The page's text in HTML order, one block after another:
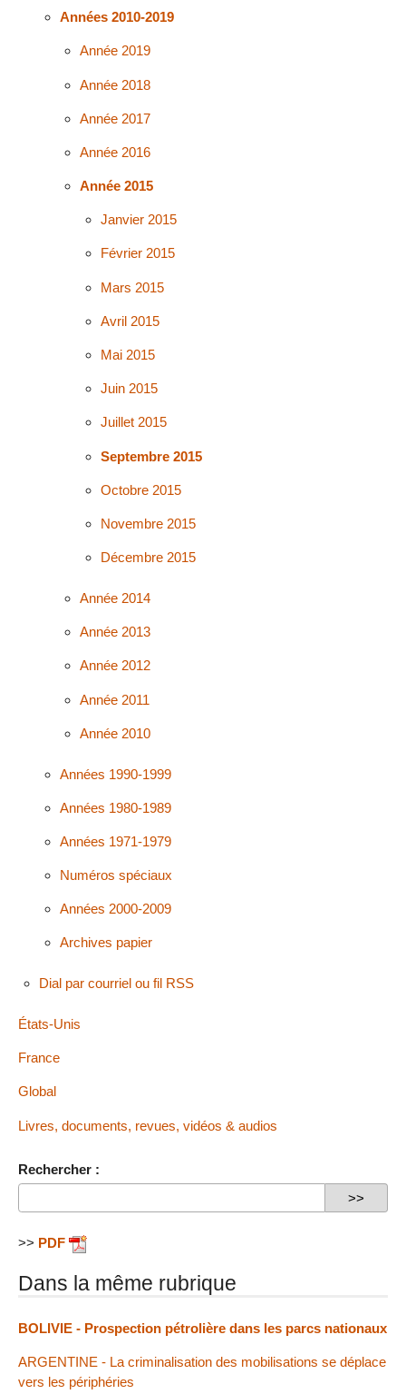
Années 2010-2019
Année 2019
Année 2018
Année 2017
Année 2016
Année 2015
Janvier 2015
Février 2015
Mars 2015
Avril 2015
Mai 2015
Juin 2015
Juillet 2015
Septembre 2015
Octobre 2015
Novembre 2015
Décembre 2015
Année 2014
Année 2013
Année 2012
Année 2011
Année 2010
Années 1990-1999
Années 1980-1989
Années 1971-1979
Numéros spéciaux
Années 2000-2009
Archives papier
Dial par courriel ou fil RSS
États-Unis
France
Global
Livres, documents, revues, vidéos & audios
Rechercher :
>> PDF
Dans la même rubrique
BOLIVIE - Prospection pétrolière dans les parcs nationaux
ARGENTINE - La criminalisation des mobilisations se déplace
vers les périphéries